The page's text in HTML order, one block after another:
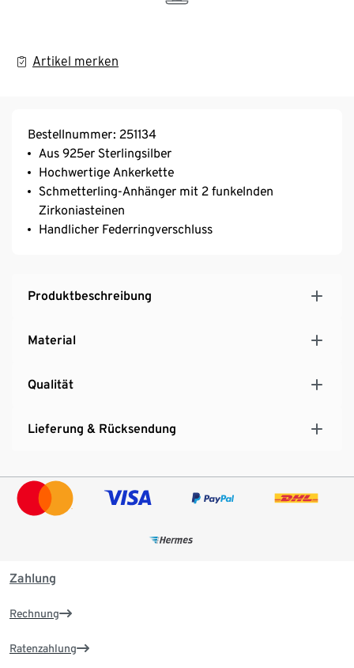
Artikel merken
Bestellnummer: 251134
Aus 925er Sterlingsilber
Hochwertige Ankerkette
Schmetterling-Anhänger mit 2 funkelnden
Zirkoniasteinen
Handlicher Federringverschluss
Produktbeschreibung
Material
Qualität
Lieferung & Rücksendung
Zahlung
Rechnung
Ratenzahlung